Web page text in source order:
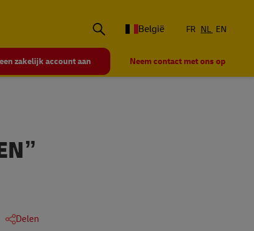
België
FR NL EN
zakelijk account aan Neem contact met ons op
Delen